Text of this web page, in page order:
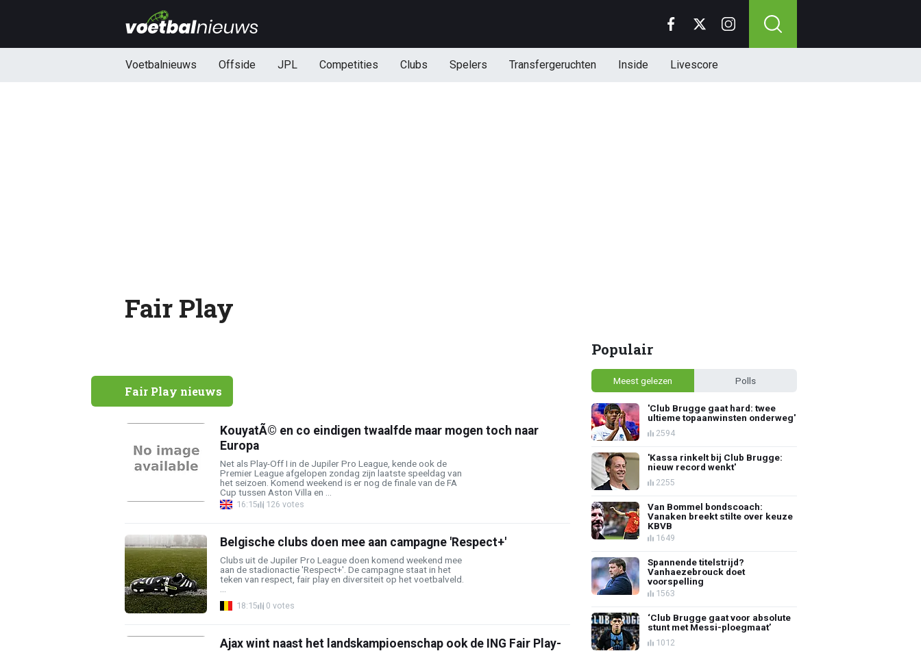
Voetbalnieuws Offside JPL Competities Clubs Spelers Transfergeruchten Inside Livescore
Fair Play
Fair Play nieuws
KouyatÃ© en co eindigen twaalfde maar mogen toch naar
Europa
Net als Play-Off I in de Jupiler Pro League, kende ook de
Premier League afgelopen zondag zijn laatste speeldag van
het seizoen. Komend weekend is er nog de finale van de FA
Cup tussen Aston Villa en ...
16:15 126 votes
Belgische clubs doen mee aan campagne 'Respect+'
Clubs uit de Jupiler Pro League doen komend weekend mee
aan de stadionactie 'Respect+'. De campagne staat in het
teken van respect, fair play en diversiteit op het voetbalveld.
18:15 0 votes
Ajax wint naast het landskampioenschap ook de ING Fair Play-
Populair
Meest gelezen Polls
'Club Brugge gaat hard: twee
ultieme topaanwinsten onderweg'
2594
'Kassa rinkelt bij Club Brugge:
nieuw record wenkt'
2255
Van Bommel bondscoach:
Vanaken breekt stilte over keuze
KBVB
1649
Spannende titelstrijd?
Vanhaezebrouck doet
voorspelling
1563
‘Club Brugge gaat voor absolute
stunt met Messi-ploegmaat’
1012